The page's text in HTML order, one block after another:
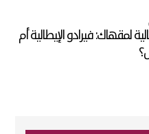
لمقهاك: فيرادو الإيطالية أم